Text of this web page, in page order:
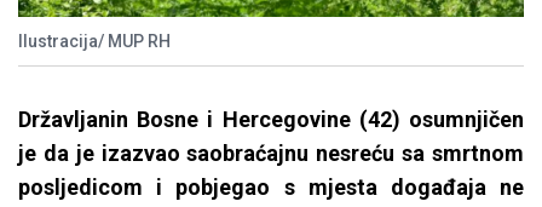
Ilustracija/ MUP RH
Državljanin Bosne i Hercegovine (42) osumnjičen
je da je izazvao saobraćajnu nesreću sa smrtnom
posljedicom i pobjegao s mjesta događaja ne